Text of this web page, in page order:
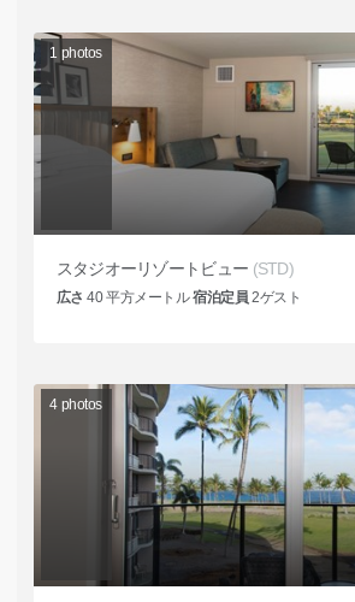
1 photos
スタジオーリゾートビュー (STD)
広さ 40平方メートル宿泊定員 2ゲスト
4 photos